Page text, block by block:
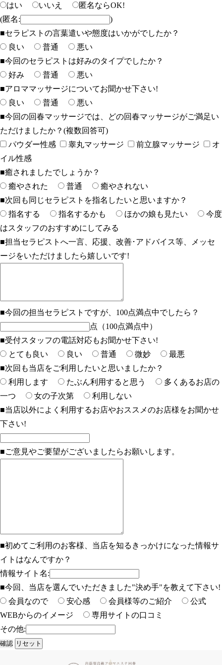
はい
いいえ
匿名ならOK!
(匿名:
)
■セラピストの言葉遣いや態度はいかがでしたか？
良い
普通
悪い
■今回のセラピストは好みのタイプでしたか？
好み
普通
悪い
■アロママッサージについてお聞かせ下さい!
良い
普通
悪い
■今回の回春マッサージでは、どの回春マッサージがご満足い
ただけましたか？(複数回答可)
パウダー性感
睾丸マッサージ 前立腺マッサージ
オ
イル性感
■癒されましたでしょうか？
癒やされた
普通
癒やされない
■次回も同じセラピストを指名したいと思いますか？
指名する
指名するかも ほかの娘も見たい
今度
はスタッフのおすすめにしてみる
■担当セラピストへ一言、応援、改善･アドバイス等、メッセ
ージをいただけましたら嬉しいです!
■今回の担当セラピストですが、100点満点中でしたら？
点（100点満点中）
■受付スタッフの電話対応もお聞かせ下さい!
とても良い
良い 普通 微妙
最悪
■次回も当店をご利用したいと思いましたか？
利用します
たぶん利用すると思う
多くあるお店の
一つ
女の子次第
利用しない
■当店以外によく利用するお店やおススメのお店様をお聞かせ
下さい!
■ご意見やご要望がございましたらお願いします。
■初めてご利用のお客様、当店を知るきっかけになった情報サ
イトはなんですか？
情報サイト名:
■今回、当店を選んでいただきました"決め手"を教えて下さい!
会員なので
安心感 会員様等のご紹介
公式
WEBからのイメージ
専用サイトの口コミ
その他: